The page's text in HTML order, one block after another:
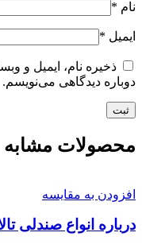
نام *
ایمیل *
ذخیره نام، ایمیل و
دوباره دیدگاهی می‌نویسم.
محصولات مشابه
افزودن به مقایسه
درباره انواع صندلی